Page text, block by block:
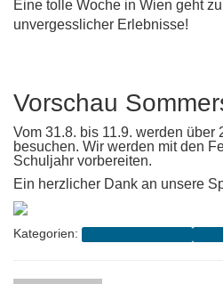
Eine tolle Woche in Wien geht
unvergesslicher Erlebnisse!
Vorschau
Vom 31.8. bis 11.9. werden
besuchen. Wir werden mit den
Schuljahr vorbereiten.
Ein herzlicher Dank an unsere
Kategorien: